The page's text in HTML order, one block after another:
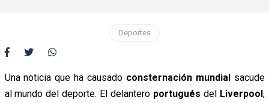
Deportes
Una noticia que ha causado consternación mundialsacude
al mundo del deporte. El delantero portugués del Liverpool,